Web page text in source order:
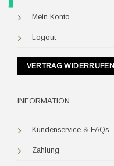
Mein Konto
Logout
VERTRAG WIDERRUFEN
INFORMATION
Kundenservice & FAQs
Zahlung